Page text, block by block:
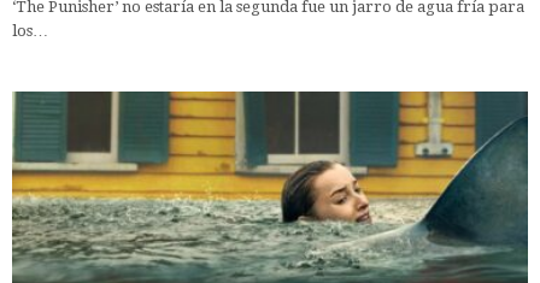
‘The Punisher’ no estaría en la segunda fue un jarro de agua fría para
los…